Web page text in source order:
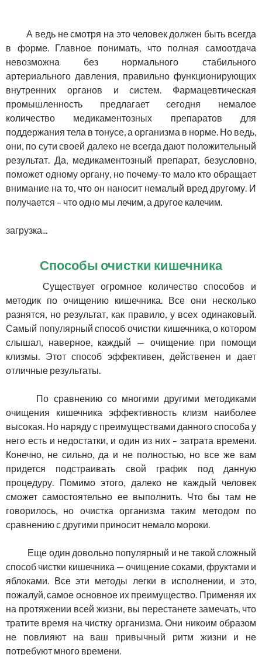
А ведь не смотря на это человек должен быть всегда
в форме. Главное понимать, что полная самоотдача
невозможна без нормального стабильного
артериального давления, правильно функционирующих
внутренних органов и систем. Фармацевтическая
промышленность предлагает сегодня немалое
количество медикаментозных препаратов для
поддержания тела в тонусе, а организма в норме. Но ведь,
они, по сути своей далеко не всегда дают положительный
результат. Да, медикаментозный препарат, безусловно,
поможет одному органу, но почему-то мало кто обращает
внимание на то, что он наносит немалый вред другому. И
получается – что одно мы лечим, а другое калечим.
загрузка...
Способы очистки кишечника
Существует огромное количество способов и
методик по очищению кишечника. Все они несколько
разнятся, но результат, как правило, у всех одинаковый.
Самый популярный способ очистки кишечника, о котором
слышал, наверное, каждый — очищение при помощи
клизмы. Этот способ эффективен, действенен и дает
отличные результаты.
По сравнению со многими другими методиками
очищения кишечника эффективность клизм наиболее
высокая. Но наряду с преимуществами данного способа у
него есть и недостатки, и один из них – затрата времени.
Конечно, не сильно, да и не полностью, но все же вам
придется подстраивать свой график под данную
процедуру. Помимо этого, далеко не каждый человек
сможет самостоятельно ее выполнить. Что бы там не
говорилось, но очистка организма таким методом по
сравнению с другими приносит немало мороки.
Еще один довольно популярный и не такой сложный
способ чистки кишечника — очищение соками, фруктами и
яблоками. Все эти методы легки в исполнении, и это,
пожалуй, самое основное их преимущество. Применяя их
на протяжении всей жизни, вы перестанете замечать, что
тратите время на чистку организма. Они никоим образом
не повлияют на ваш привычный ритм жизни и не
потребуют много времени.